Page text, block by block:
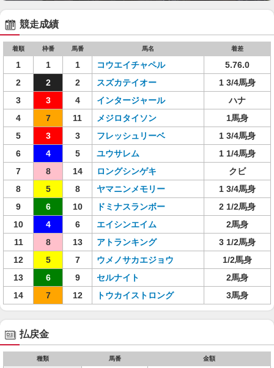
競走成績
着順 枠番 馬番 馬名 着差
1 1 1 コウエイチャペル
5.76.0
2
2 2 スズカテイオー
1 3/4馬身
3
3 4 インタージャール
ハナ
4
7 11 メジロタイソン
1馬身
5
3 3 フレッシュリーベ
1 3/4馬身
6
4 5 ユウサレム
1 1/4馬身
7
8 14 ロングシンゲキ
クビ
8
5 8 ヤマニンメモリー
1 3/4馬身
9
6 10 ドミナスランボー
2 1/2馬身
10
4 6 エイシンエイム
2馬身
11
8 13 アトランキング
3 1/2馬身
12
5 7 ウメノサカエジョウ
1/2馬身
13
6 9 セルナイト
2馬身
14
7 12 トウカイストロング 3馬身
払戻金
種類 馬番 金額